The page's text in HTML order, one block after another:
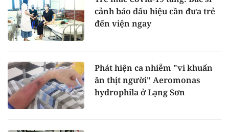
cảnh báo dấu hiệu cần đưa trẻ
đến viện ngay
Phát hiện ca nhiễm "vi khuẩn
ăn thịt người" Aeromonas
hydrophila ở Lạng Sơn